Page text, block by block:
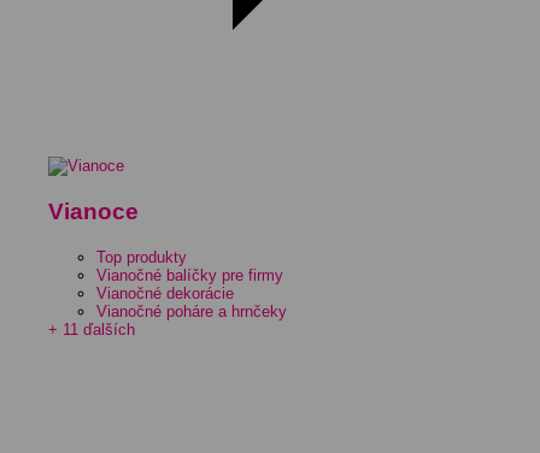
Vianoce
Top produkty
Vianočné balíčky pre firmy
Vianočné dekorácie
Vianočné poháre a hrnčeky
+ 11 ďalších